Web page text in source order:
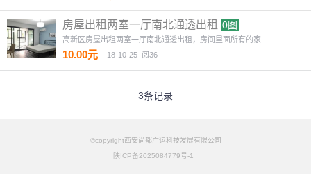
房屋出租两室一厅南北通透出租 0图
高新区房屋出租两室一厅南北通透出租，房间里面所有的家
10.00元 18-10-25 阅36
3条记录
©copyright西安尚都广运科技发展有限公司
陕ICP备2025084779号-1